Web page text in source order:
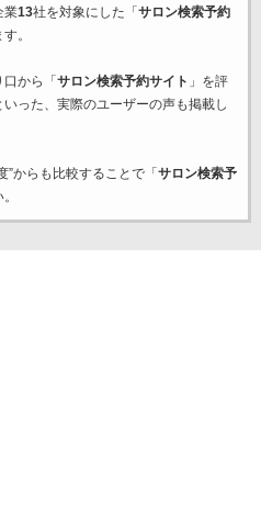
業13社を対象にした「 サロン検索予約
。
から「 サロン検索予約サイト 」を評
った、実際のユーザーの声も掲載し
からも比較することで「 サロン検索予